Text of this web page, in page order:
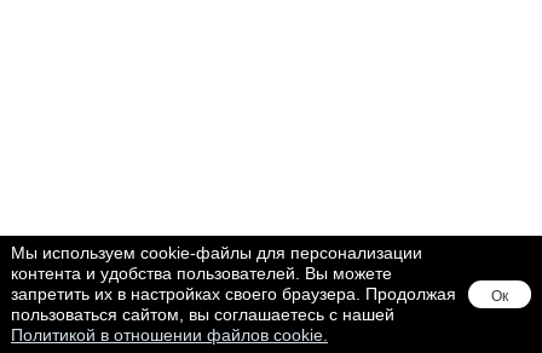
Мы используем cookie-файлы для персонализации
контента и удобства пользователей. Вы можете
запретить их в настройках своего браузера. Продолжая
пользоваться сайтом, вы соглашаетесь с нашей
Политикой в отношении файлов cookie.
Ок